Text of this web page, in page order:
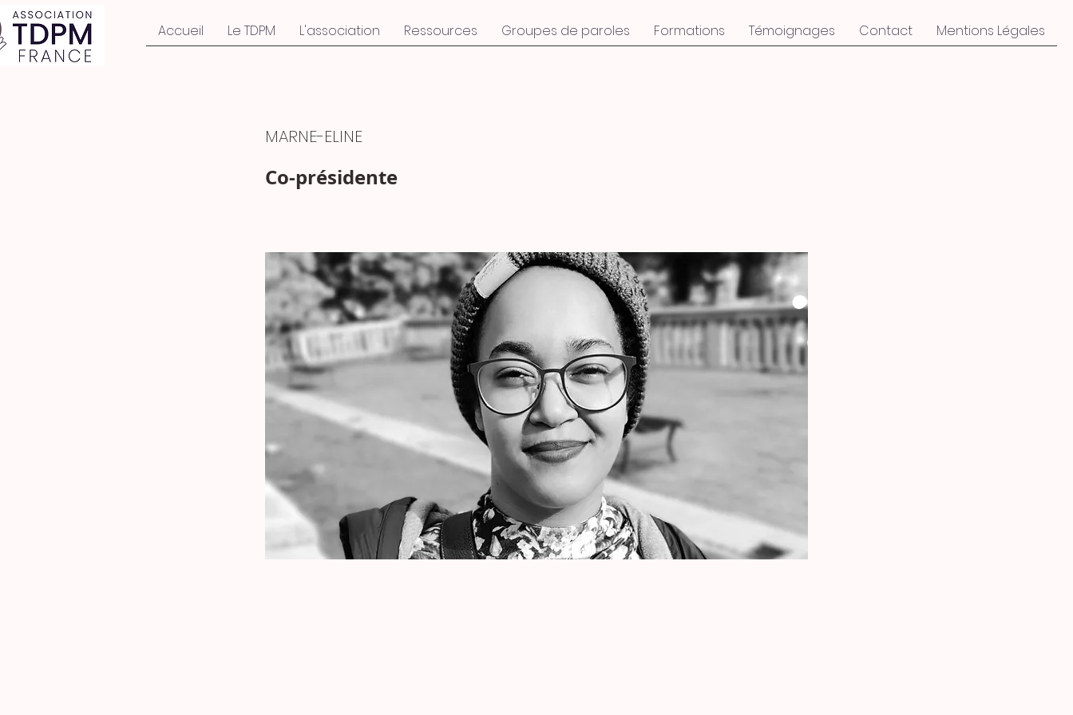
Accueil Le TDPM L'association Ressources Groupes de paroles Formations Témoignages Contact Mentions Légales
MARNE-ELINE
Co-présidente